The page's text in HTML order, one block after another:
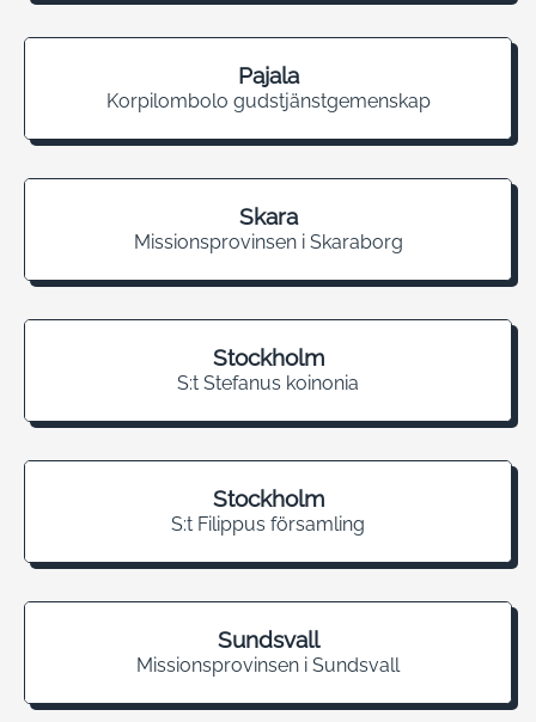
Pajala
Korpilombolo gudstjänstgemenskap
Skara
Missionsprovinsen i Skaraborg
Stockholm
S:t Stefanus koinonia
Stockholm
S:t Filippus församling
Sundsvall
Missionsprovinsen i Sundsvall